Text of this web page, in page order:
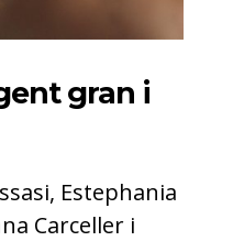
gran i
Estephania
Carceller i